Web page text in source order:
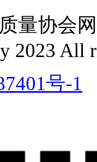
量协会
2023 All
号-1